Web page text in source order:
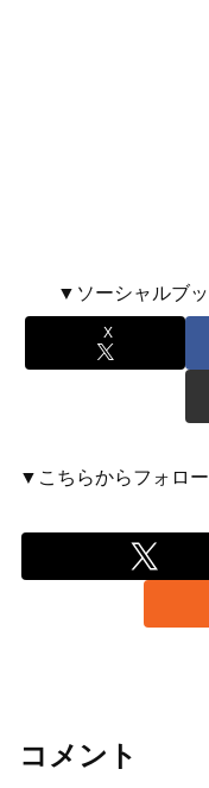
▼ソーシャルブ
X
▼こちらからフォロ
コメント